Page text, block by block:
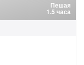
Пешая
1.5 часа